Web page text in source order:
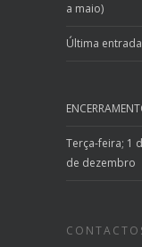
a maio)
Última
Terça-feira; 1
de dezembro